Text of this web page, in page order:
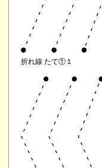
折れ線 たて①１